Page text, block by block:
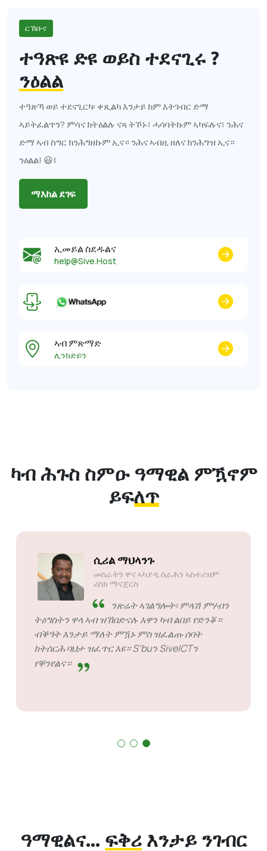
ርኸቡና
ተዓጽዩ ድዩ ወይስ ተደናጊሩ ?
ንዕልል
ተዓጽኻ ወይ ተደናጊርካ፡ ቀጺልካ እንታይ ከም እትገብር ድማ
ኣይትፈልጥን? ምሳና ክትዕልሉ ናጻ ትኾኑ፣ ሓሳባትኩም ኣካፍሉና፣ ንሕና
ድማ ኣብ ስግር ክንሕግዘኩም ኢና። ንሕና ኣብዚ ዘለና ክንሕግዝ ኢና።
ንዕልል! 😃፤
ማእከል ደገፍ
ኢመይል ስደዱልና
help@Sive.Host
ኣብ ምጽማድ
ሊንክድይን
ካብ ሕጉስ ስምዑ ዓማዊል ምዃኖም
ይፍለጥ
ሲሪል ማህላንጉ
መስራትን ዋና ኣካያዲ ስራሕን ኣስተሪዝም
ሪስክ ማናጀርስ
ንጽሬት ኣገልግሎት፡ ምላሽ ምሃብን
ትዕግስትን ዋላ ኣብ ዝኸበድናሉ እዋን ካብ ልበይ የድንቖ።
ብቕዓት እንታይ ማለት ምዃኑ ምስ ዝፈልጡ ሰባት
ክትሰርሕ ባህታ ዝፈጥር እዩ። S’buን SiveICTን
የቐንየልና።
ዓማዊልና... ፍቅሪእንታይ ንገብር